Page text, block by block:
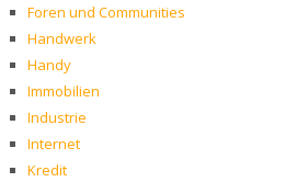
Foren und Communities
Handwerk
Handy
Immobilien
Industrie
Internet
Kredit